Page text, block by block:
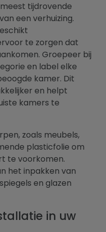
tijdrovende
een verhuizing.
te zorgen dat
Groepeer bij
en label elke
kamer. Dit
en helpt
kamers te
zoals meubels,
plasticfolie om
te voorkomen.
het inpakken van
en glazen
in uw